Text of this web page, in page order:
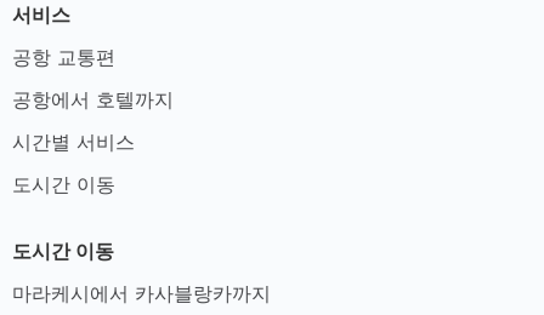
서비스
공항 교통편
공항에서 호텔까지
시간별 서비스
도시간 이동
도시간 이동
마라케시에서 카사블랑카까지